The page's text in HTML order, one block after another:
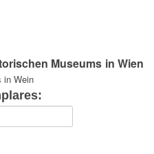
Museums in Wien
in Wein